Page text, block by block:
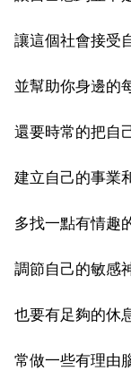
讓這個社會接受
並幫助你身邊的
還要時常的把自
建立自己的事業
多找一點有情趣
調節自己的敏感
也要有足夠的休
常做一些有理由